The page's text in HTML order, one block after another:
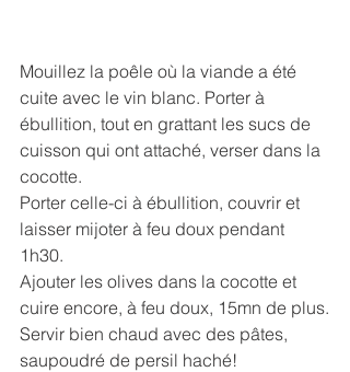
Mouillez la poêle où la viande a été
cuite avec le vin blanc. Porter à
ébullition, tout en grattant les sucs de
cuisson qui ont attaché, verser dans la
cocotte.
Porter celle-ci à ébullition, couvrir et
laisser mijoter à feu doux pendant
1h30.
Ajouter les olives dans la cocotte et
cuire encore, à feu doux, 15mn de plus.
Servir bien chaud avec des pâtes,
saupoudré de persil haché!